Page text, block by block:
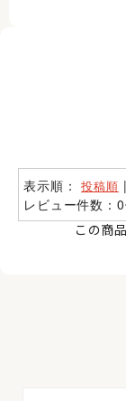
表示順：投稿順
レビュー件数：
この商